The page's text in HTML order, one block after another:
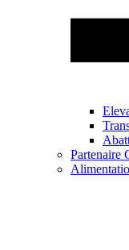
Partenaire